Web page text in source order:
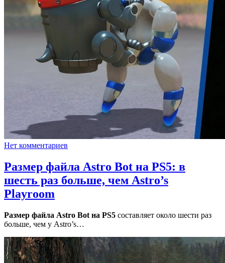
Нет комментариев
Размер файла Astro Bot на PS5: в
шесть раз больше, чем Astro’s
Playroom
Размер файла Astro Bot на PS5 составляет около шести раз
больше, чем у Astro’s…